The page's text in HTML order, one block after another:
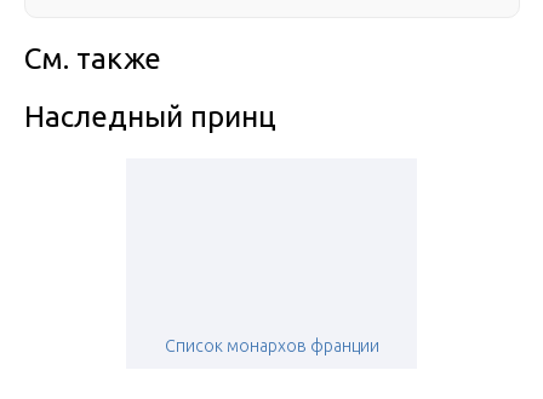
См. также
Наследный принц
Список монархов франции